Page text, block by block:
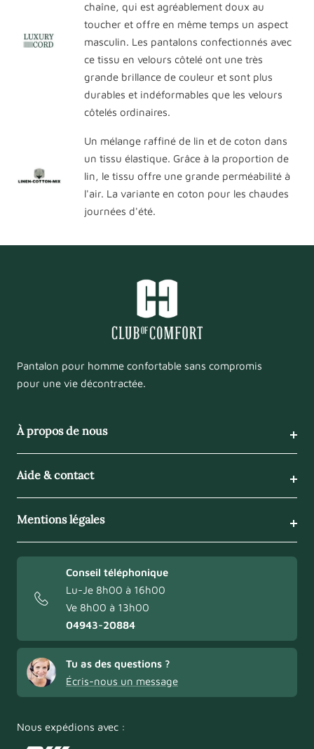
chaîne, qui est agréablement doux au
toucher et offre en même temps un aspect
masculin. Les pantalons confectionnés avec
ce tissu en velours côtelé ont une très
grande brillance de couleur et sont plus
durables et indéformables que les velours
côtelés ordinaires.
Un mélange raffiné de lin et de coton dans
un tissu élastique. Grâce à la proportion de
lin, le tissu offre une grande perméabilité à
l'air. La variante en coton pour les chaudes
journées d'été.
Pantalon pour homme confortable sans compromis
pour une vie décontractée.
À propos de nous
Aide & contact
Mentions légales
Conseil téléphonique
Lu-Je 8h00 à 16h00
Ve 8h00 à 13h00
04943-20884
Tu as des questions ?
Écris-nous un message
Nous expédions avec :